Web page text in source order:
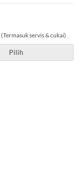
(Termasuk servis & cukai)
Pilih